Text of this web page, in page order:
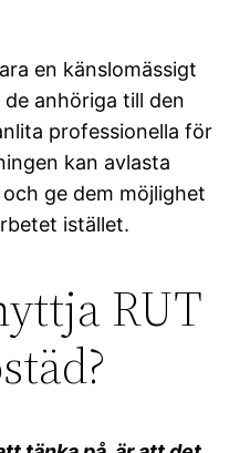
en känslomässigt
anhöriga till den
professionella för
kan avlasta
ge dem möjlighet
istället.
RUT